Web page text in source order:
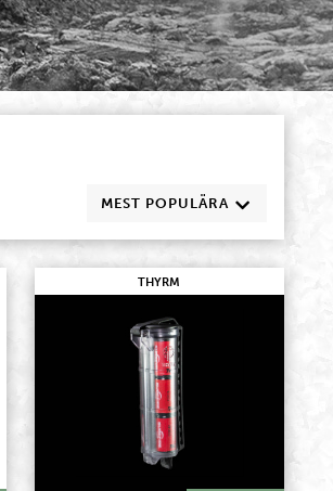
MEST POPULÄRA
THYRM